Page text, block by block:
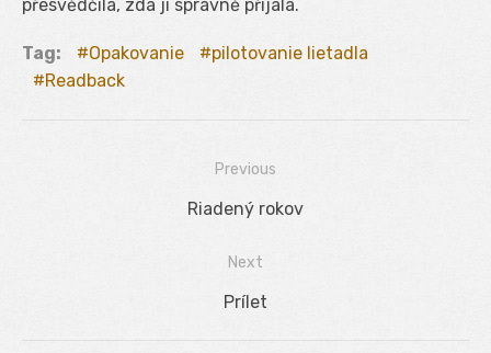
přesvědčila, zda ji správně přijala.
Tag: Opakovanie
pilotovanie lietadla
Readback
Previous
Previous
Riadený rokov
Next
Next
Prílet